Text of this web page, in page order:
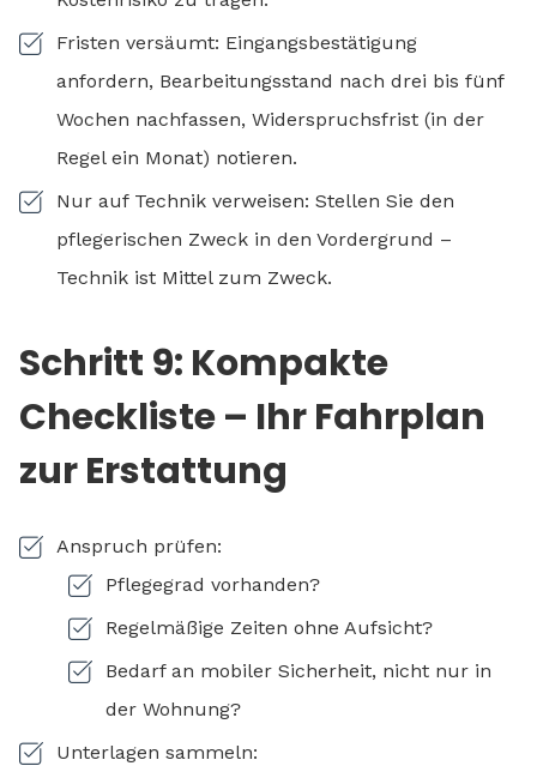
Fristen versäumt: Eingangsbestätigung
anfordern, Bearbeitungsstand nach drei bis fünf
Wochen nachfassen, Widerspruchsfrist (in der
Regel ein Monat) notieren.
Nur auf Technik verweisen: Stellen Sie den
pflegerischen Zweck in den Vordergrund –
Technik ist Mittel zum Zweck.
Schritt 9: Kompakte
Checkliste – Ihr Fahrplan
zur Erstattung
Anspruch prüfen:
Pflegegrad vorhanden?
Regelmäßige Zeiten ohne Aufsicht?
Bedarf an mobiler Sicherheit, nicht nur in
der Wohnung?
Unterlagen sammeln: